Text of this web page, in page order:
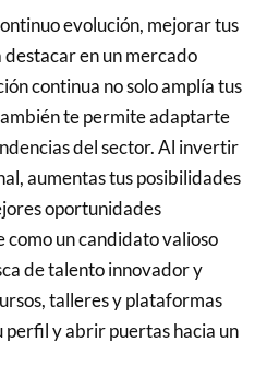
evolución, mejorar tus
en un mercado
continua no solo amplía tus
te permite adaptarte
del sector. Al invertir
aumentas tus posibilidades
oportunidades
como un candidato valioso
de talento innovador y
talleres y plataformas
perfil y abrir puertas hacia un